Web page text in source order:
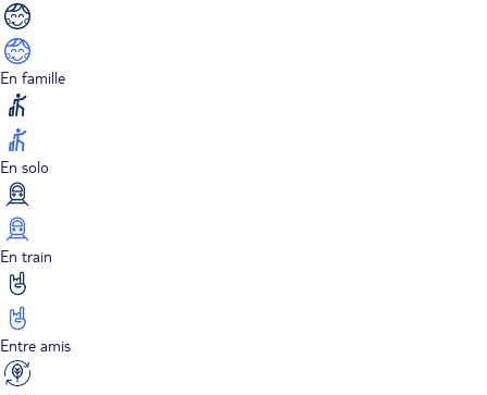
En famille
En solo
En train
Entre amis